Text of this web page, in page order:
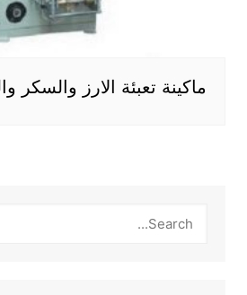
ماكينة تعبئة الارز والسكر